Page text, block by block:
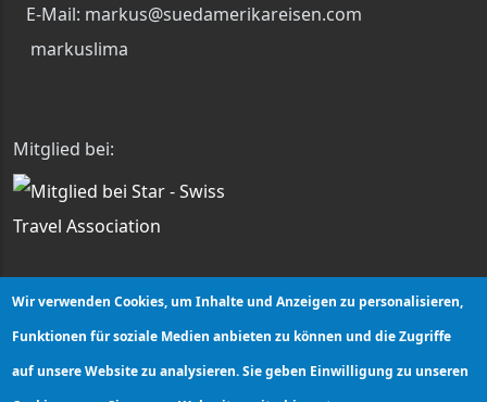
E-Mail: markus@suedamerikareisen.com
markuslima
Mitglied bei:
Wir verwenden Cookies, um Inhalte und Anzeigen zu personalisieren,
Funktionen für soziale Medien anbieten zu können und die Zugriffe
auf unsere Website zu analysieren. Sie geben Einwilligung zu unseren